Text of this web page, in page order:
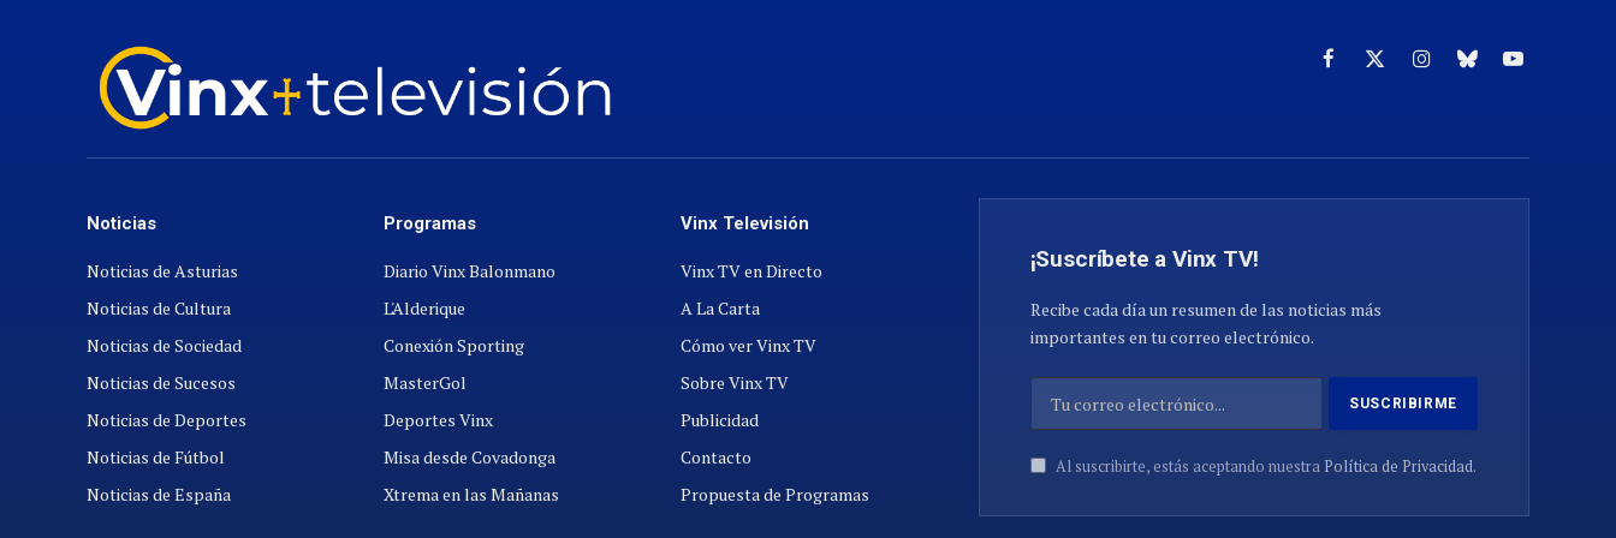
Facebook
X
Instagram
Cielo YouTube
Noticias
Noticias de Asturias
Noticias de Cultura
Noticias de Sociedad
Noticias de Sucesos
Noticias de Deportes
Noticias de Fútbol
Noticias de España
Programas
Diario Vinx Balonmano
L'Alderique
Conexión Sporting
MasterGol
Deportes Vinx
Misa desde Covadonga
Xtrema en las Mañanas
Vinx Televisión
Vinx TV en Directo
A La Carta
Cómo ver Vinx TV
Sobre Vinx TV
Publicidad
Contacto
Propuesta de Programas
¡Suscríbete a Vinx TV!
Recibe cada día un resumen de las noticias más
importantes en tu correo electrónico.
Al suscribirte, estás aceptando nuestra Política de Privacidad.